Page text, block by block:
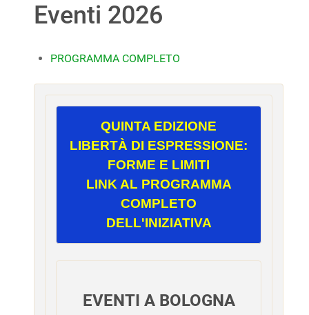
Eventi 2026
PROGRAMMA COMPLETO
QUINTA EDIZIONE
LIBERTÀ DI ESPRESSIONE:
FORME E LIMITI
LINK AL PROGRAMMA
COMPLETO
DELL'INIZIATIVA
EVENTI A BOLOGNA